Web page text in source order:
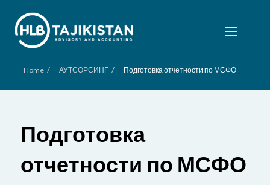
Home / АУТСОРСИНГ / Подготовка отчетности по МСФО
Подготовка
отчетности по МСФО